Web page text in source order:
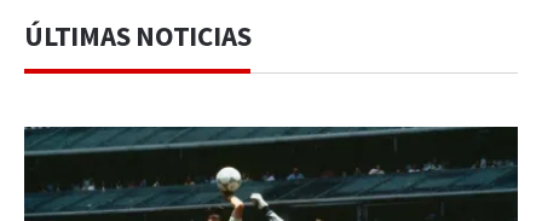
ÚLTIMAS NOTICIAS